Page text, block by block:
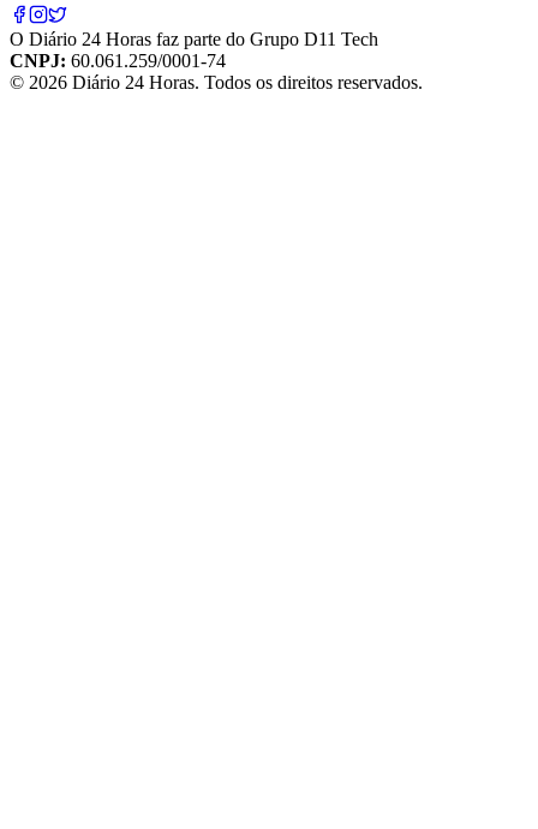
O Diário 24 Horas faz parte do Grupo D11 Tech
CNPJ: 60.061.259/0001-74
© 2026 Diário 24 Horas. Todos os direitos reservados.